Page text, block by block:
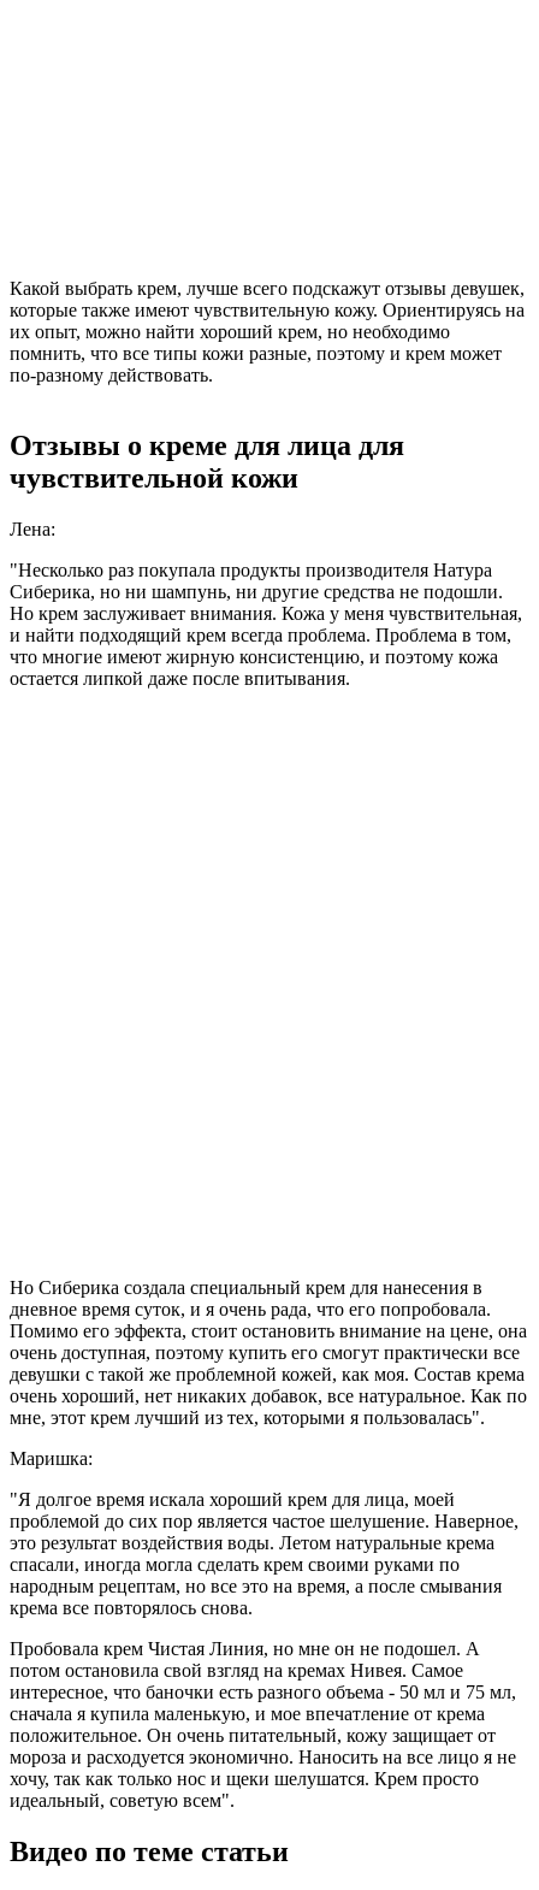
Какой выбрать крем, лучше всего подскажут отзывы девушек,
которые также имеют чувствительную кожу. Ориентируясь на
их опыт, можно найти хороший крем, но необходимо
помнить, что все типы кожи разные, поэтому и крем может
по-разному действовать.
Отзывы о креме для лица для
чувствительной кожи
Лена:
"Несколько раз покупала продукты производителя Натура
Сиберика, но ни шампунь, ни другие средства не подошли.
Но крем заслуживает внимания. Кожа у меня чувствительная,
и найти подходящий крем всегда проблема. Проблема в том,
что многие имеют жирную консистенцию, и поэтому кожа
остается липкой даже после впитывания.
Но Сиберика создала специальный крем для нанесения в
дневное время суток, и я очень рада, что его попробовала.
Помимо его эффекта, стоит остановить внимание на цене, она
очень доступная, поэтому купить его смогут практически все
девушки с такой же проблемной кожей, как моя. Состав крема
очень хороший, нет никаких добавок, все натуральное. Как по
мне, этот крем лучший из тех, которыми я пользовалась".
Маришка:
"Я долгое время искала хороший крем для лица, моей
проблемой до сих пор является частое шелушение. Наверное,
это результат воздействия воды. Летом натуральные крема
спасали, иногда могла сделать крем своими руками по
народным рецептам, но все это на время, а после смывания
крема все повторялось снова.
Пробовала крем Чистая Линия, но мне он не подошел. А
потом остановила свой взгляд на кремах Нивея. Самое
интересное, что баночки есть разного объема - 50 мл и 75 мл,
сначала я купила маленькую, и мое впечатление от крема
положительное. Он очень питательный, кожу защищает от
мороза и расходуется экономично. Наносить на все лицо я не
хочу, так как только нос и щеки шелушатся. Крем просто
идеальный, советую всем".
Видео по теме статьи